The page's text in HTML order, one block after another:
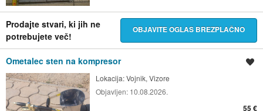
Prodajte stvari, ki jih ne
potrebujete več!
OBJAVITE OGLAS BREZPLAČNO
Ometalec sten na kompresor
Lokacija:Vojnik, Vizore
Objavljen: 10.08.2026.
55 €